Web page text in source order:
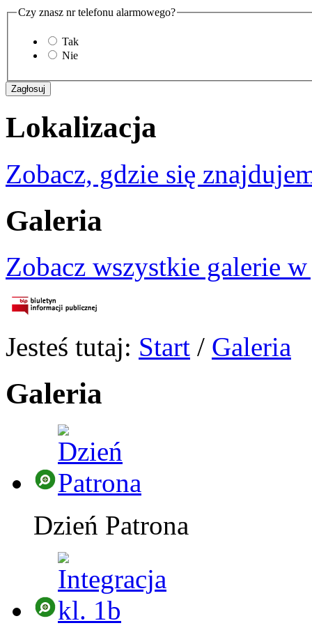
Czy znasz nr telefonu alarmowego?
Tak
Nie
Lokalizacja
Zobacz, gdzie się
Galeria
Zobacz wszystkie galerie
Jesteś tutaj: Start / Galeria
Galeria
Dzień Patrona